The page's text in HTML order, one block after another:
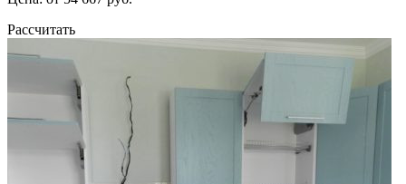
Рассчитать